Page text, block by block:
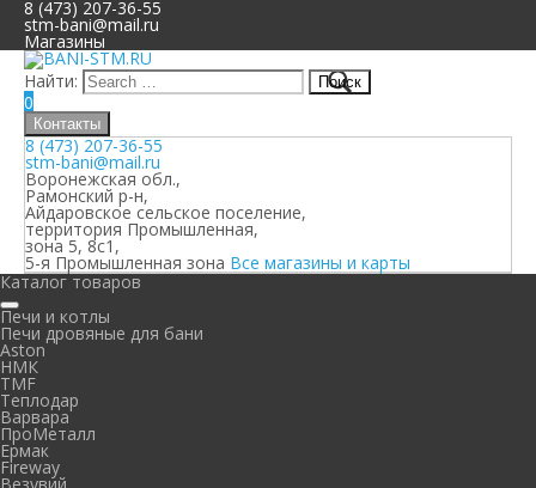
8 (473) 207-36-55
stm-bani@mail.ru
Магазины
Найти:
0
Контакты
8 (473) 207-36-55
stm-bani@mail.ru
Воронежская обл.,
Рамонский р-н,
Айдаровское сельское поселение,
территория Промышленная,
зона 5, 8с1,
5-я Промышленная зона Все магазины и карты
Каталог товаров
Печи и котлы
Печи дровяные для бани
Aston
НМК
TMF
Теплодар
Варвара
ПроМеталл
Ермак
Fireway